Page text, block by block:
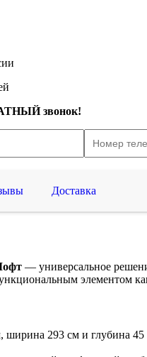
звонок!
Доставка
— универсальное
элементом
293 см и глубина 45